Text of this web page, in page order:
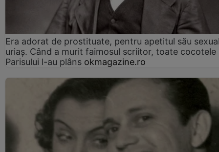
Era adorat de prostituate, pentru apetitul său
uriaș. Când a murit faimosul scriitor, toate cocotele
Parisului l-au plâns okmagazine.ro